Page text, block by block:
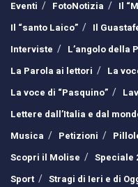
Eventi
FotoNotizia
Il
Il “santo Laico”
Il
Interviste
L’angolo della
La Parola ai lettori
La
La voce di “Pasquino”
Lettere dall’Italia e dal
Musica
Petizioni
Scopri il Molise
Speciale
Sport
Stragi di Ieri e di